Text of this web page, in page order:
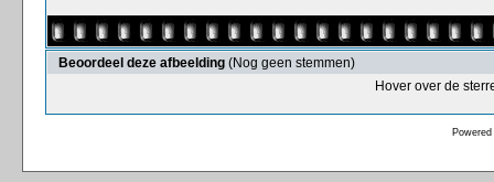
Beoordeel deze afbeelding (Nog geen stemmen)
Hover over de